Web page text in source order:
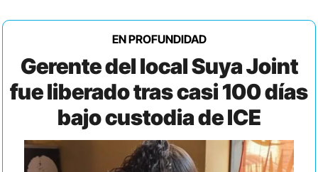
EN PROFUNDIDAD
Gerente del local Suya Joint
fue liberado tras casi 100 días
bajo custodia de ICE